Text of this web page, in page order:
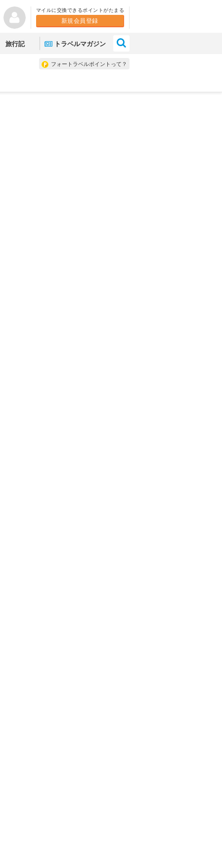
マイルに交換できるポイントがたまる
新規会員登録
旅行記 トラベルマガジン
フォートラベルポイントって？